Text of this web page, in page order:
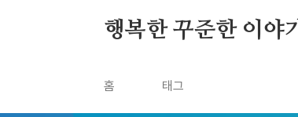
행복한 꾸준한 이야기
홈 태그